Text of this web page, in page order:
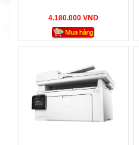
scan, photo, copy, fax)
4.180.000 VND